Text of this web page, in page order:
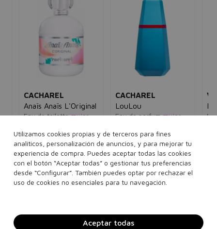
CACHAREL
Anaïs Anaïs L'Original
Eau de toilette mujer
30 ml 50 ml 100 ml
Ver 2 sets
Añadir a la cesta
CACHAREL
LouLou
Eau de parfum mujer
30 ml 50 ml
Añadir a la cesta
Utilizamos cookies propias y de terceros para fines
analíticos, personalización de anuncios, y para mejorar tu
experiencia de compra. Puedes aceptar todas las cookies
con el botón “Aceptar todas” o gestionar tus preferencias
desde “Configurar”. También puedes optar por rechazar el
uso de cookies no esenciales para tu navegación.
Aceptar todas